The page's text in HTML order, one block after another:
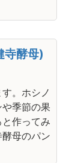
寺酵母)
。ホシノ
季節の果
作ってみ
母のパン